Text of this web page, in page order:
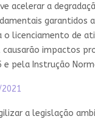
acelerar a
garantidos
o licenciamento de
impactos
pela Instrução
a legislação